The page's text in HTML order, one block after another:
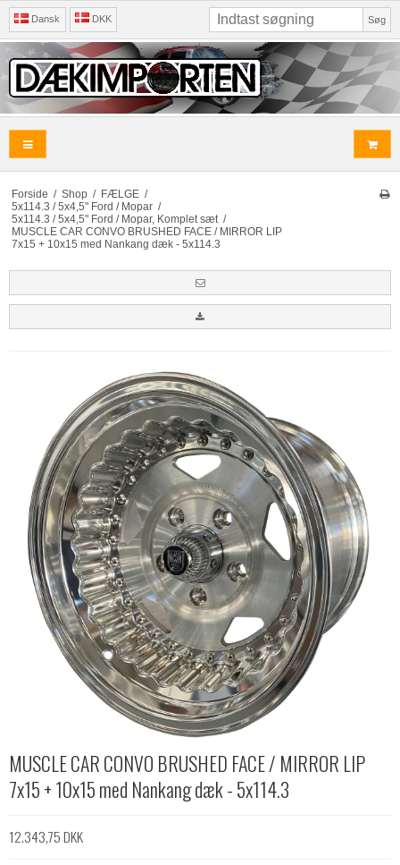
Dansk DKK Søg
Forside / Shop / FÆLGE /
5x114.3 / 5x4,5" Ford / Mopar /
5x114.3 / 5x4,5" Ford / Mopar, Komplet sæt /
MUSCLE CAR CONVO BRUSHED FACE / MIRROR LIP
7x15 + 10x15 med Nankang dæk - 5x114.3
MUSCLE CAR CONVO BRUSHED FACE / MIRROR LIP
7x15 + 10x15 med Nankang dæk - 5x114.3
12.343,75 DKK